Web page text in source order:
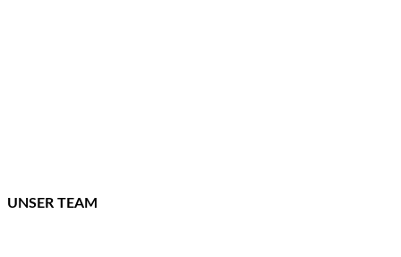
UNSER TEAM